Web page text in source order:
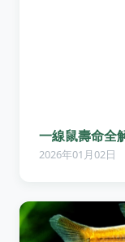
一線鼠壽命全
2026年01月02日